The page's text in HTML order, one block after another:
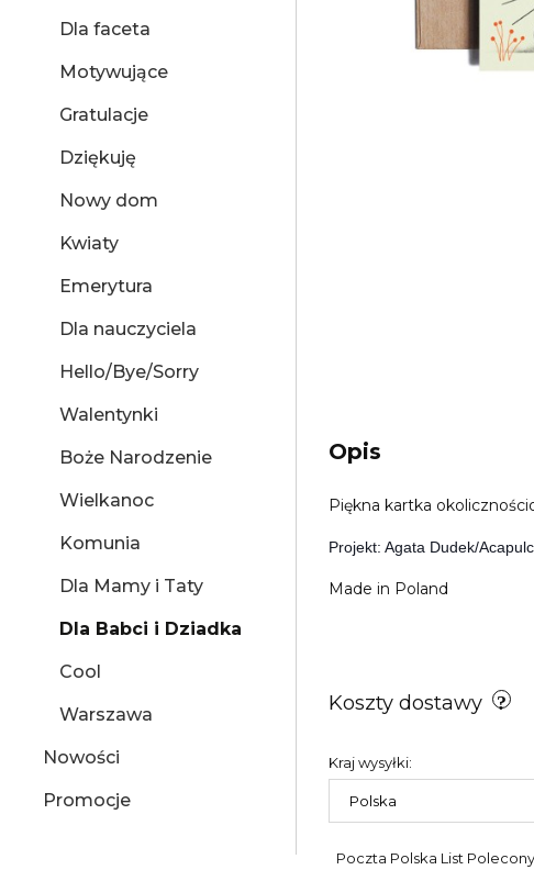
Dla faceta
Motywujące
Gratulacje
Dziękuję
Nowy dom
Kwiaty
Emerytura
Dla nauczyciela
Hello/Bye/Sorry
Walentynki
Boże Narodzenie
Wielkanoc
Komunia
Dla Mamy i Taty
Dla Babci i Dziadka
Cool
Warszawa
Nowości
Promocje
Opis
Piękna kartka
Projekt: Agata Dudek/
Made in Poland
Koszty dostawy
Kraj wysyłki:
Poczta Polska List Polecony